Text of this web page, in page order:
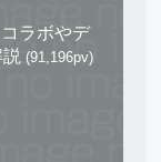
ラボやデ
(91,196pv)